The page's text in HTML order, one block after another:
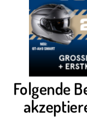
Folgende